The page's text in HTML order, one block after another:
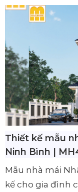
Thiết kế mẫu
Ninh Bình |
Mẫu nhà mái
kế cho gia đình